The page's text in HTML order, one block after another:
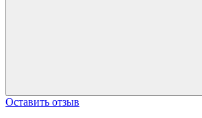
Оставить отзыв